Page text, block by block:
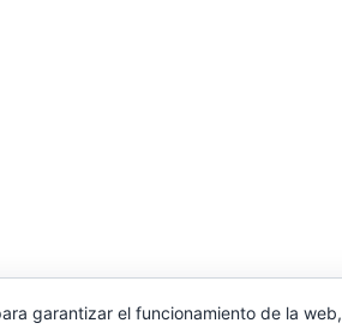
garantizar el funcionamiento de la web,